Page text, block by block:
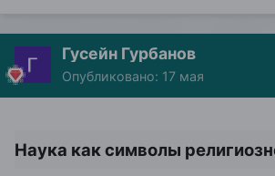
Гусейн Гурбанов
Опубликовано: 17 мая
Наука как символы